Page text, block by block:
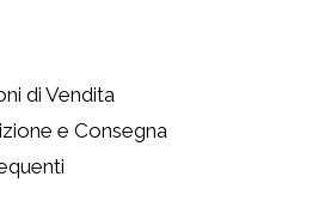
di Vendita
e Consegna